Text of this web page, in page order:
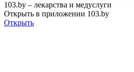
103.by – лекарства и медуслуги
Открыть в приложении 103.by
Открыть